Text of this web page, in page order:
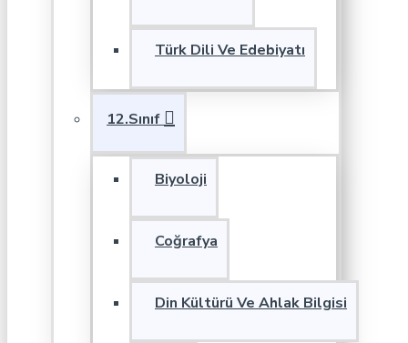
Türk Dili Ve Edebiyatı
12.Sınıf
Biyoloji
Coğrafya
Din Kültürü Ve Ahlak Bilgisi